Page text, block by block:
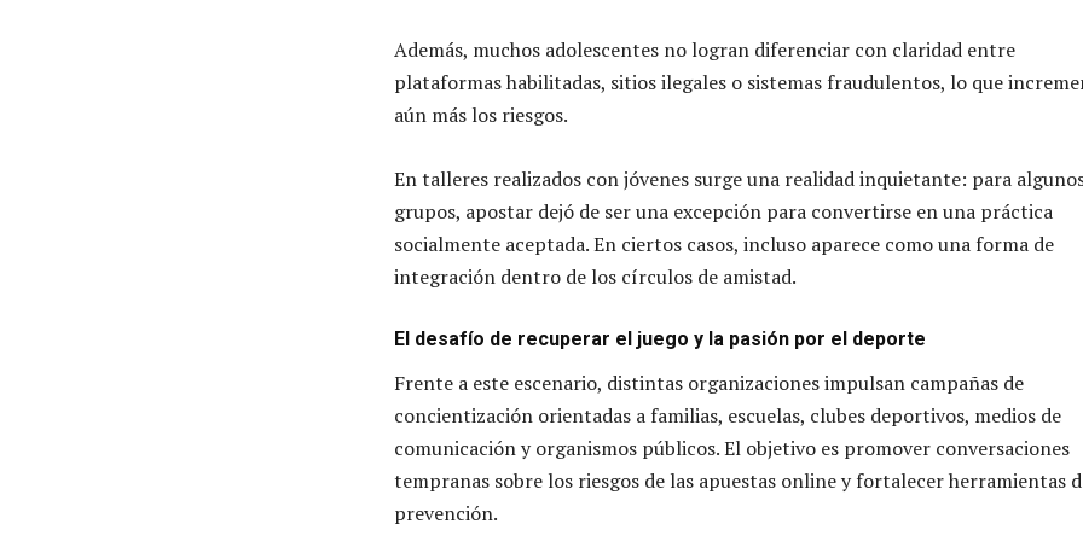
Además, muchos adolescentes no logran diferenciar con claridad entre
plataformas habilitadas, sitios ilegales o sistemas fraudulentos, lo que
aún más los riesgos.
En talleres realizados con jóvenes surge una realidad inquietante: para
grupos, apostar dejó de ser una excepción para convertirse en una práctica
socialmente aceptada. En ciertos casos, incluso aparece como una forma de
integración dentro de los círculos de amistad.
El desafío de recuperar el juego y la pasión por el deporte
Frente a este escenario, distintas organizaciones impulsan campañas de
concientización orientadas a familias, escuelas, clubes deportivos, medios de
comunicación y organismos públicos. El objetivo es promover conversaciones
tempranas sobre los riesgos de las apuestas online y fortalecer herramientas
prevención.